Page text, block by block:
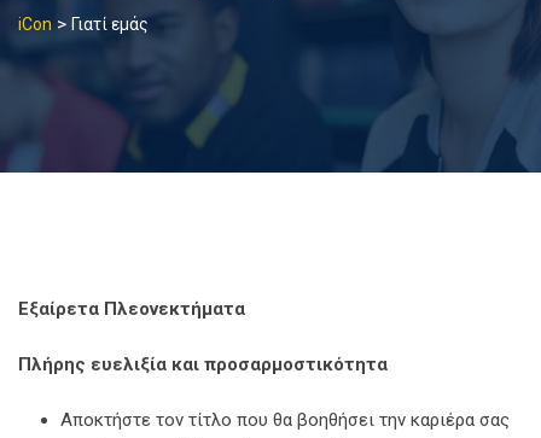
iCon > Γιατί εμάς
Εξαίρετα Πλεονεκτήματα
Πλήρης ευελιξία και προσαρμοστικότητα
Αποκτήστε τον τίτλο που θα βοηθήσει την καριέρα σας